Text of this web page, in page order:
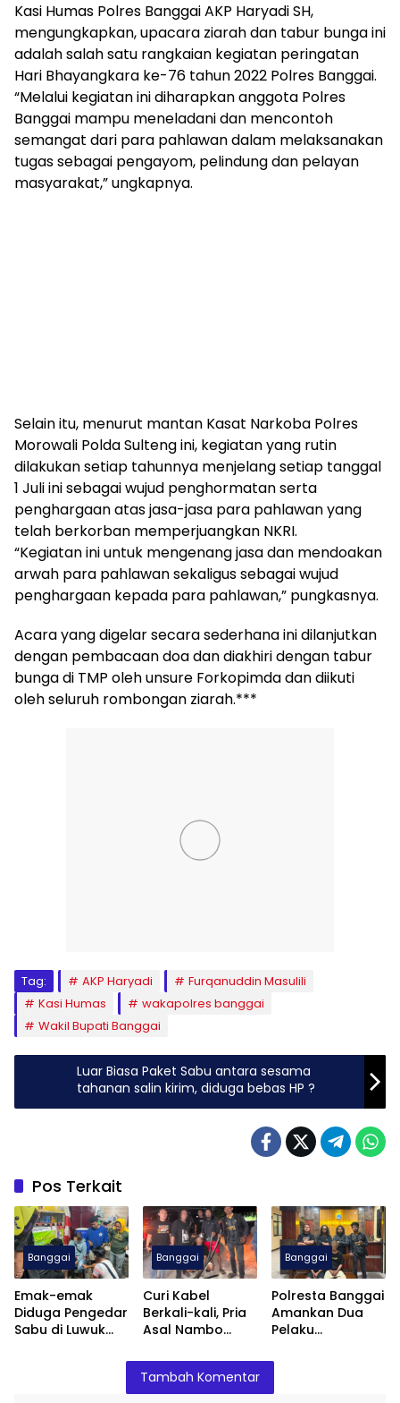
Kasi Humas Polres Banggai AKP Haryadi SH,
mengungkapkan, upacara ziarah dan tabur bunga ini
adalah salah satu rangkaian kegiatan peringatan
Hari Bhayangkara ke-76 tahun 2022 Polres Banggai.
“Melalui kegiatan ini diharapkan anggota Polres
Banggai mampu meneladani dan mencontoh
semangat dari para pahlawan dalam melaksanakan
tugas sebagai pengayom, pelindung dan pelayan
masyarakat,” ungkapnya.
Selain itu, menurut mantan Kasat Narkoba Polres
Morowali Polda Sulteng ini, kegiatan yang rutin
dilakukan setiap tahunnya menjelang setiap tanggal
1 Juli ini sebagai wujud penghormatan serta
penghargaan atas jasa-jasa para pahlawan yang
telah berkorban memperjuangkan NKRI.
“Kegiatan ini untuk mengenang jasa dan mendoakan
arwah para pahlawan sekaligus sebagai wujud
penghargaan kepada para pahlawan,” pungkasnya.
Acara yang digelar secara sederhana ini dilanjutkan
dengan pembacaan doa dan diakhiri dengan tabur
bunga di TMP oleh unsure Forkopimda dan diikuti
oleh seluruh rombongan ziarah.***
Tag: AKP Haryadi
Furqanuddin Masulili
Kasi Humas
wakapolres banggai
Wakil Bupati Banggai
Luar Biasa Paket Sabu antara sesama
tahanan salin kirim, diduga bebas HP ?
Pos Terkait
Banggai
Emak-emak
Diduga Pengedar
Sabu di Luwuk
Banggai
Curi Kabel
Berkali-kali, Pria
Asal Nambo
Polresta Banggai
Banggai
Polresta Banggai
Amankan Dua
Pelaku
Anak
Tambah Komentar